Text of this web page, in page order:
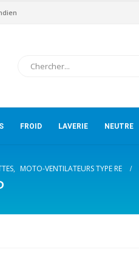
FROID LAVERIE NEUTRE
, MOTO-VENTILATEURS TYPE RE